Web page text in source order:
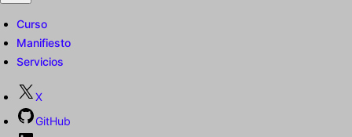
Curso
Manifiesto
Servicios
X
GitHub